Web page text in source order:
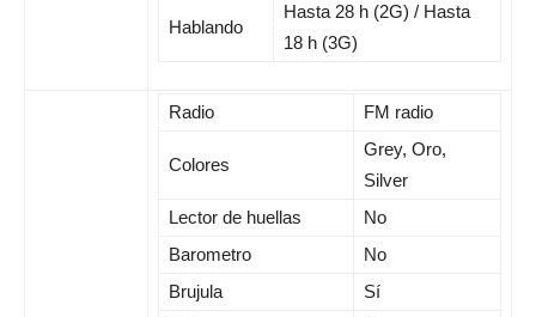
Hablando
Hasta 28 h (2G) / Hasta
18 h (3G)
Radio FM radio
Colores
Grey, Oro,
Silver
Lector de huellas
No
Barometro
No
Brujula
Sí